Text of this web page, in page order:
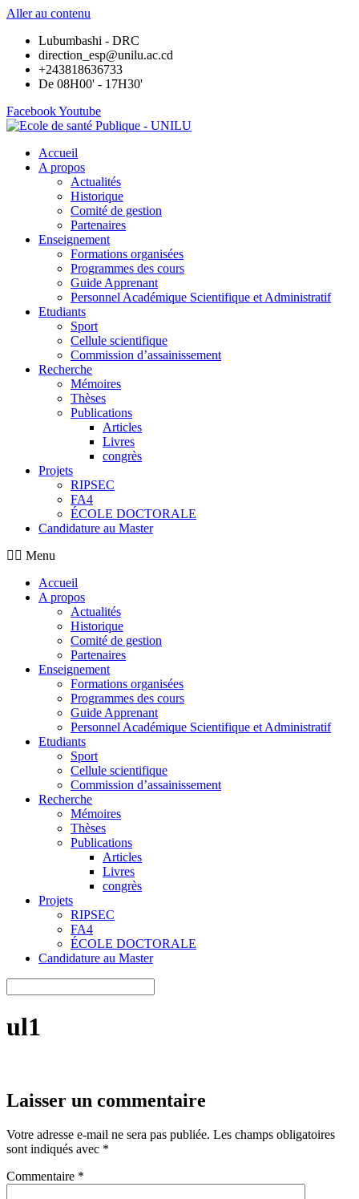
Aller au contenu
Lubumbashi - DRC
direction_esp@unilu.ac.cd
+243818636733
De 08H00' - 17H30'
FacebookYoutube
Accueil
A propos
Actualités
Historique
Comité de gestion
Partenaires
Enseignement
Formations organisées
Programmes des cours
Guide Apprenant
Personnel Académique Scientifique et Administratif
Etudiants
Sport
Cellule scientifique
Commission d’assainissement
Recherche
Mémoires
Thèses
Publications
Articles
Livres
congrès
Projets
RIPSEC
FA4
ÉCOLE DOCTORALE
Candidature au Master
Menu
Accueil
A propos
Actualités
Historique
Comité de gestion
Partenaires
Enseignement
Formations organisées
Programmes des cours
Guide Apprenant
Personnel Académique Scientifique et Administratif
Etudiants
Sport
Cellule scientifique
Commission d’assainissement
Recherche
Mémoires
Thèses
Publications
Articles
Livres
congrès
Projets
RIPSEC
FA4
ÉCOLE DOCTORALE
Candidature au Master
ul1
Laisser un commentaire
Votre adresse e-mail ne sera pas publiée. Les champs obligatoires
sont indiqués avec *
Commentaire *